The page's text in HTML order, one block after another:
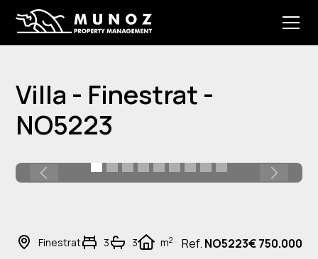
Villa - Finestrat -
NO5223
Finestrat 3 3 m2 Ref. NO5223€ 750.000